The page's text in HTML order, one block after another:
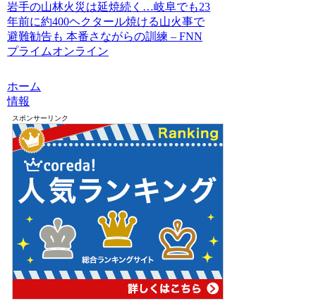
岩手の山林火災は延焼続く…岐阜でも23
年前に約400ヘクタール焼ける山火事で
避難勧告も 本番さながらの訓練 – FNN
プライムオンライン
ホーム
情報
スポンサーリンク